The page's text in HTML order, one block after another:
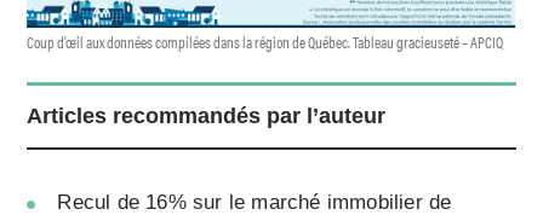
Coup d’œil aux données compilées dans la région de Québec. Tableau gracieuseté – APCIQ
Articles recommandés par l’auteur
Recul de 16% sur le marché immobilier de